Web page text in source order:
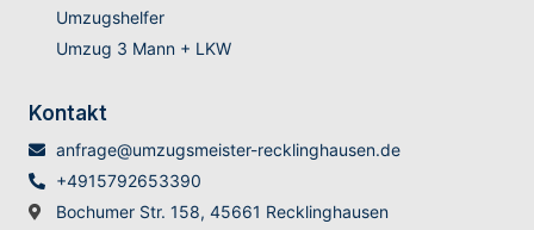
Umzugshelfer
Umzug 3 Mann + LKW
Kontakt
anfrage@umzugsmeister-recklinghausen.de
+4915792653390
Bochumer Str. 158, 45661 Recklinghausen